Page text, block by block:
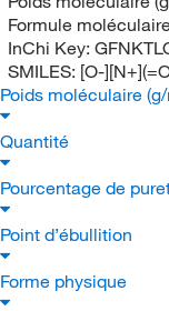
Formule
InChi Key:
SMILES: [O-
Poids moléculaire
Quantité
Pourcentage de
Point d’ébullition
Forme physique